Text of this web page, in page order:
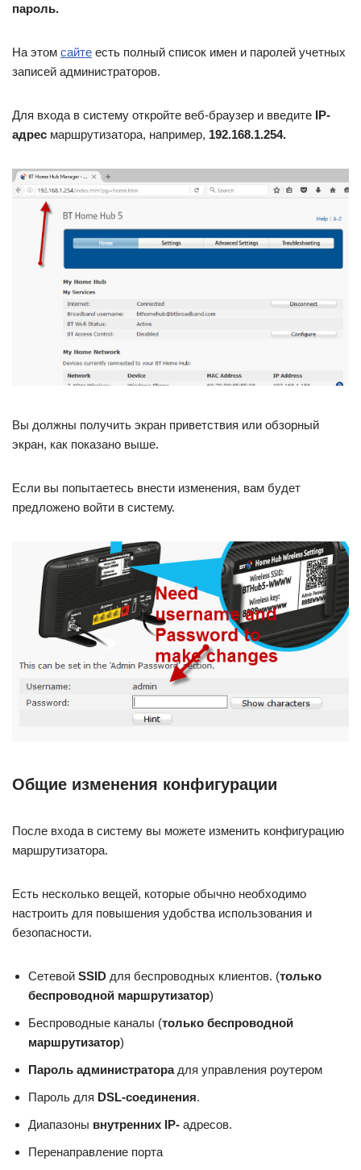
пароль.
На этом сайте есть полный список имен и паролей учетных
записей администраторов.
Для входа в систему откройте веб-браузер и введите IP-
адрес маршрутизатора, например, 192.168.1.254.
Вы должны получить экран приветствия или обзорный
экран, как показано выше.
Если вы попытаетесь внести изменения, вам будет
предложено войти в систему.
Общие изменения конфигурации
После входа в систему вы можете изменить конфигурацию
маршрутизатора.
Есть несколько вещей, которые обычно необходимо
настроить для повышения удобства использования и
безопасности.
Сетевой SSID для беспроводных клиентов. (только
беспроводной маршрутизатор)
Беспроводные каналы (только беспроводной
маршрутизатор)
Пароль администраторадля управления роутером
Пароль для DSL-соединения.
Диапазоны внутренних IP- адресов.
Перенаправление порта